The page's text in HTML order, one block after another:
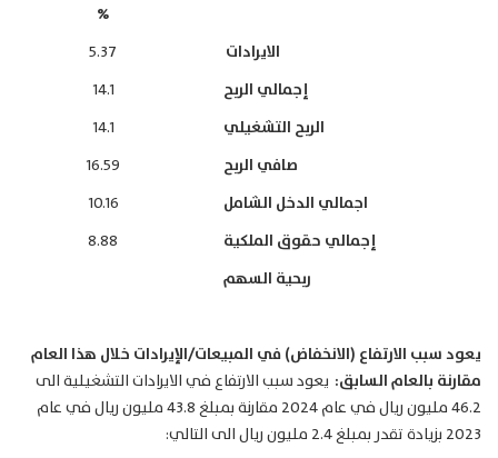
%
الايرادات
5.37
إجمالي الربح
14.1
الربح التشغيلي
14.1
صافي الربح
16.59
اجمالي الدخل الشامل
10.16
إجمالي حقوق الملكية
8.88
ربحية السهم
يعود سبب الارتفاع (الانخفاض) في المبيعات/الإيرادات خلال هذا العام
مقارنة بالعام السابق: يعود سبب الارتفاع في الايرادات التشغيلية الى
46.2 مليون ريال في عام 2024 مقارنة بمبلغ 43.8 مليون ريال في عام
2023 بزيادة تقدر بمبلغ 2.4 مليون ريال الى التالي: